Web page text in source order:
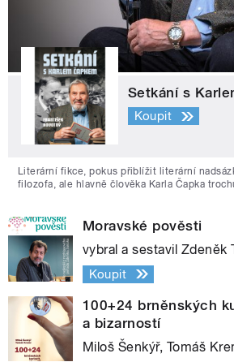
Setkání s
Koupit
Literární fikce, pokus přiblížit literární
filozofa, ale hlavně člověka Karla Čapka
Moravské pověsti
vybral a sestavil Zdeněk
Koupit
100+24 brněnských
a bizarností
Miloš Šenkýř, Tomáš